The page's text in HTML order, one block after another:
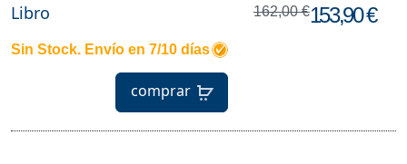
Libro 162,00 €153,90 €
Sin Stock. Envío en 7/10 días
comprar